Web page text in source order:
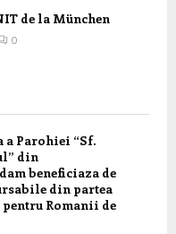
de la München
0
Parohiei “Sf.
din
beneficiaza de
din partea
Romanii de